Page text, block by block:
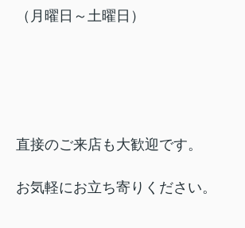
（月曜日～土曜日）
直接のご来店も大歓迎です。
お気軽にお立ち寄りください。